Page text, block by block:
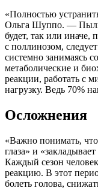
«Полностью
Ольга Шуппо. —
будет, так или иначе,
с поллинозом,
системно занимаясь
метаболические и
реакции, работать с
нагрузку. Ведь 70%
Осложнения
«Важно понимать,
глаза» и
Каждый сезон
реакцию. В этот
болеть голова,